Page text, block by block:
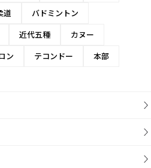
道
バドミントン
近代五種
カヌー
ン テコンドー 本部